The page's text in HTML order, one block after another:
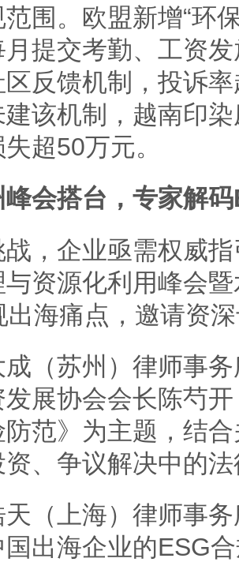
围。欧盟新增“环
提交考勤、工资
反馈机制，投诉
该机制，越南印
超50万元。
会搭台，专家解码
，企业亟需权威
与资源化利用峰会
出海痛点，邀请资
（苏州）律师事
展协会会长陈芍
范》为主题，结
、争议解决中的
（上海）律师事
出海企业的ESG